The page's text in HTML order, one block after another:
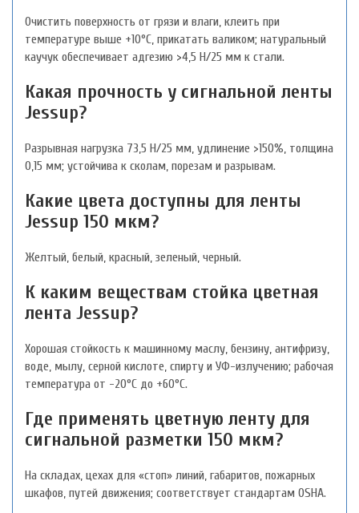
Очистить поверхность от грязи и влаги, клеить при
температуре выше +10°C, прикатать валиком; натуральный
каучук обеспечивает адгезию >4,5 Н/25 мм к стали.
Какая прочность у сигнальной ленты
Jessup?
Разрывная нагрузка 73,5 Н/25 мм, удлинение >150%, толщина
0,15 мм; устойчива к сколам, порезам и разрывам.
Какие цвета доступны для ленты
Jessup 150 мкм?
Желтый, белый, красный, зеленый, черный.
К каким веществам стойка цветная
лента Jessup?
Хорошая стойкость к машинному маслу, бензину, антифризу,
воде, мылу, серной кислоте, спирту и УФ-излучению; рабочая
температура от -20°C до +60°C.
Где применять цветную ленту для
сигнальной разметки 150 мкм?
На складах, цехах для «стоп» линий, габаритов, пожарных
шкафов, путей движения; соответствует стандартам OSHA.